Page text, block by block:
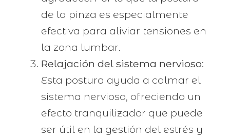
de la pinza es especialmente
efectiva para aliviar tensiones en
la zona lumbar.
Relajación del sistema nervioso:
Esta postura ayuda a calmar el
sistema nervioso, ofreciendo un
efecto tranquilizador que puede
ser útil en la gestión del estrés y